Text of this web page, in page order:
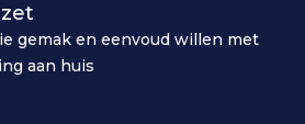
gemak en eenvoud willen met
aan huis